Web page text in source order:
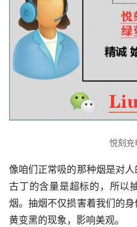
悦刻充
像咱们正常吸的那种烟是对
古丁的含量是超标的，所以
烟。抽烟不仅损害着我们的
黄变黑的现象，影响美观。